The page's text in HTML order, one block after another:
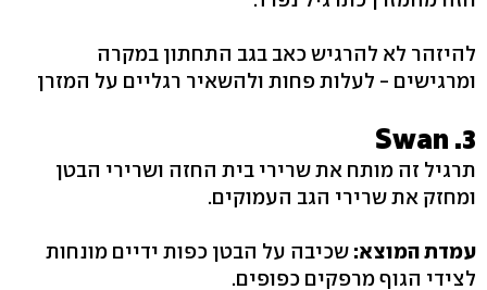
להיזהר לא להרגיש כאב בגב התחתון במקרה
ומרגישים - לעלות פחות ולהשאיר רגליים על המזרן
3. Swan
תרגיל זה מותח את שרירי בית החזה ושרירי הבטן
ומחזק את שרירי הגב העמוקים.
עמדת המוצא: שכיבה על הבטן כפות ידיים מונחות
לצידי הגוף מרפקים כפופים.